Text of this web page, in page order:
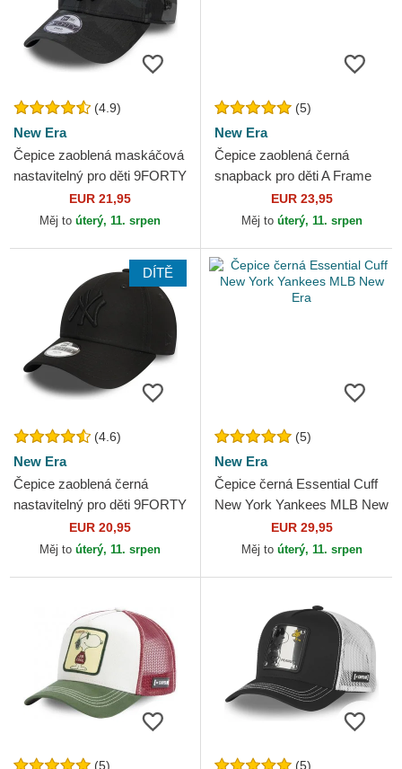
(4.9)
New Era
Čepice zaoblená maskáčová
nastavitelný pro děti 9FORTY
League Essential New York
Yankees MLB New Era
EUR 21,95
Měj to úterý, 11. srpen
(5)
New Era
Čepice zaoblená černá
snapback pro děti A Frame
Clean New York Yankees
MLB New Era
EUR 23,95
Měj to úterý, 11. srpen
DÍTĚ
(4.6)
New Era
Čepice zaoblená černá
nastavitelný pro děti 9FORTY
League Essential New York
Yankees MLB New Era
EUR 20,95
Měj to úterý, 11. srpen
(5)
New Era
Čepice černá Essential Cuff
New York Yankees MLB New
EUR 29,95
Měj to úterý, 11. srpen
(5) (5)